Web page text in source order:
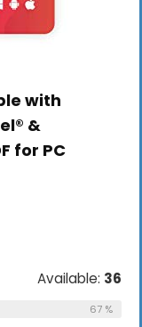
with
&
for PC
Available: 36
67 %